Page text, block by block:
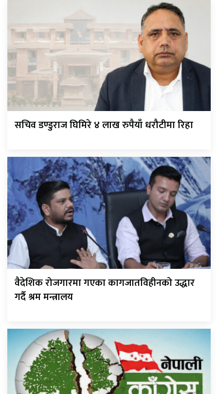
सचिव डण्डुराज घिमिरे ४ लाख रुपैयाँ धरौटीमा रिहा
वैदेशिक रोजगारमा गएका कागजातविहीनको उद्धार
गर्दै श्रम मन्त्रालय